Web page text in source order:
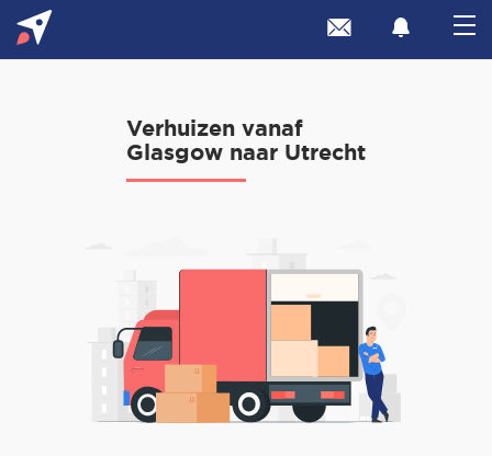
Verhuizen vanaf
Glasgow naar Utrecht